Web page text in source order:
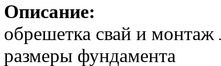
Описание:
обрешетка свай и
размеры фундамента